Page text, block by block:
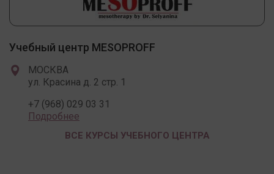
Учебный центр MESOPROFF
МОСКВА
ул. Красина д. 2 стр. 1
+7 (968) 029 03 31
Подробнее
ВСЕ КУРСЫ УЧЕБНОГО ЦЕНТРА